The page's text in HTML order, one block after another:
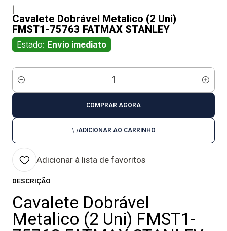
Cavalete Dobrável Metalico (2 Uni)
FMST1-75763 FATMAX STANLEY
Estado: Envio imediato
Quantidade
ADICIONAR AO CARRINHO
COMPRAR AGORA
Adicionar à lista de favoritos
DESCRIÇÃO
Cavalete Dobrável
Metalico (2 Uni) FMST1-